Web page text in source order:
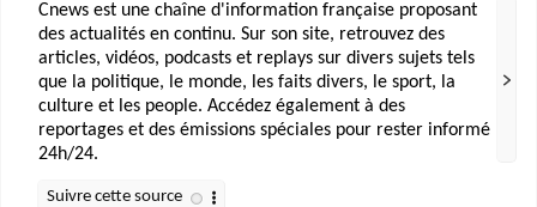
Cnews est une chaîne d'information française proposant
des actualités en continu. Sur son site, retrouvez des
articles, vidéos, podcasts et replays sur divers sujets tels
que la politique, le monde, les faits divers, le sport, la
culture et les people. Accédez également à des
reportages et des émissions spéciales pour rester informé
24h/24.